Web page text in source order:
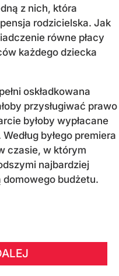
z nich, która
rodzicielska. Jak
równe płacy
każdego dziecka
oskładkowana
przysługiwać prawo
byłoby wypłacane
byłego premiera
czasie, w którym
najbardziej
budżetu.